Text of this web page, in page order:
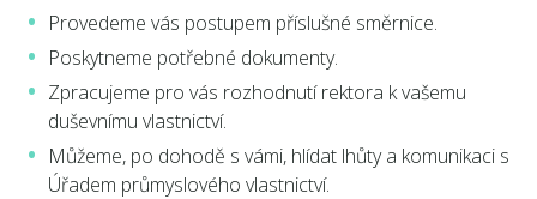
Provedeme vás postupem příslušné směrnice.
Poskytneme potřebné dokumenty.
Zpracujeme pro vás rozhodnutí rektora k vašemu
duševnímu vlastnictví.
Můžeme, po dohodě s vámi, hlídat lhůty a komunikaci s
Úřadem průmyslového vlastnictví.